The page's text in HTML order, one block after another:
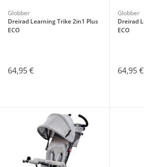
Globber
Dreirad Learning Trike 2in1 Plus
ECO
64,95 €
Globber
Dreirad
ECO
64,95 €